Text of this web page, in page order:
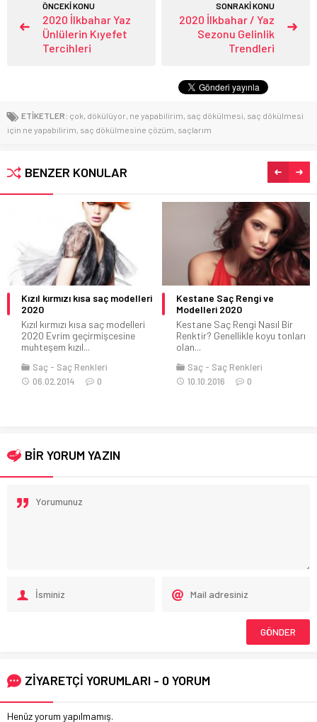
ÖNCEKİ KONU
2020 İlkbahar Yaz
Ünlülerin Kıyefet
Tercihleri
SONRAKİ KONU
2020 İlkbahar / Yaz
Sezonu Gelinlik
Trendleri
ETİKETLER: çok, dökülüyor, ne yapabilirim, saç dökülmesi, saç dökülmesi
için ne yapabilirim, saç dökülmesine çözüm, saçlarım
BENZER KONULAR
Kızıl kırmızı kısa saç modelleri
2020
Kızıl kırmızı kısa saç modelleri
2020 Evrim geçirmişcesine
muhteşem kızıl...
Saç
Saç Renkleri
06.02.2014
0
Kestane Saç Rengi ve
Modelleri 2020
Kestane Saç Rengi Nasıl Bir
Renktir? Genellikle koyu tonları
olan...
Saç
Saç Renkleri
10.10.2016
0
BİR YORUM YAZIN
ZİYARETÇİ YORUMLARI - 0 YORUM
Henüz yorum yapılmamış.